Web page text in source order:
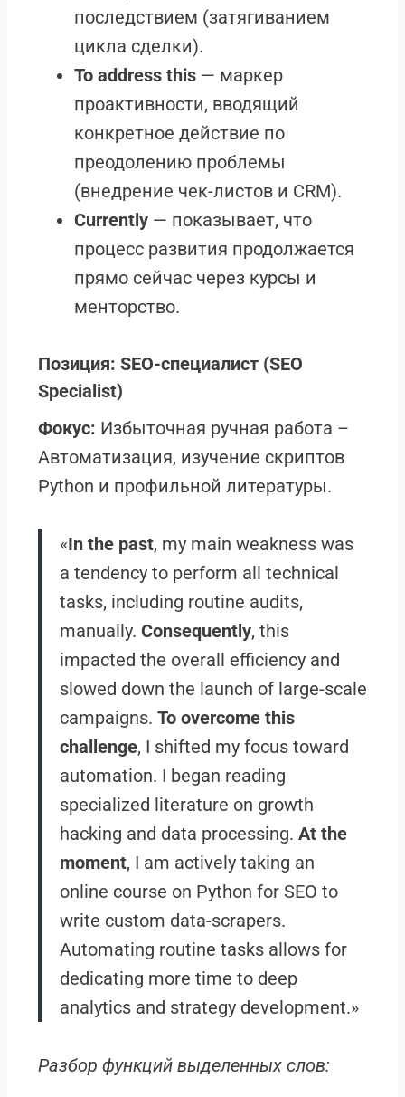
последствием (затягиванием
цикла сделки).
To address this — маркер
проактивности, вводящий
конкретное действие по
преодолению проблемы
(внедрение чек-листов и CRM).
Currently — показывает, что
процесс развития продолжается
прямо сейчас через курсы и
менторство.
Позиция: SEO-специалист (SEO
Specialist)
Фокус: Избыточная ручная работа –
Автоматизация, изучение скриптов
Python и профильной литературы.
«In the past, my main weakness was
a tendency to perform all technical
tasks, including routine audits,
manually. Consequently, this
impacted the overall efficiency and
slowed down the launch of large-scale
campaigns. To overcome this
challenge, I shifted my focus toward
automation. I began reading
specialized literature on growth
hacking and data processing. At the
moment, I am actively taking an
online course on Python for SEO to
write custom data-scrapers.
Automating routine tasks allows for
dedicating more time to deep
analytics and strategy development.»
Разбор функций выделенных слов: